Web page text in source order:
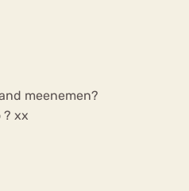
meenemen?
? xx